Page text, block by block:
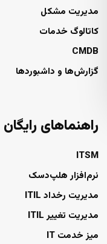
مدیریت مشکل
کاتالوگ خدمات
CMDB
گزارش‌ها و داشبوردها
راهنماهای رایگان
ITSM
نرم‌افزار هلپ‌دسک
مدیریت رخداد ITIL
مدیریت تغییر ITIL
میز خدمت IT